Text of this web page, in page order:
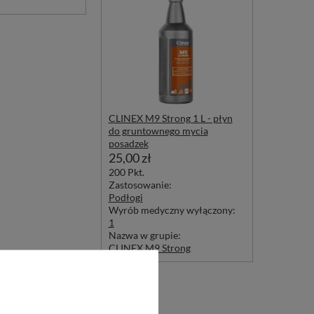
CLINEX M9 Strong 1 L - płyn
do gruntownego mycia
posadzek
25,00 zł
200Pkt.
Zastosowanie:
Podłogi
Wyrób medyczny wyłączony:
1
Nazwa w grupie:
CLINEX M9 Strong